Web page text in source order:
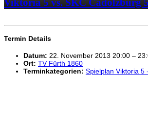
Viktoria 5 vs. SKC Cadolzburg 5
Termin Details
Datum: 22. November 2013 20:00 –
Ort: TV Fürth 1860
Terminkategorien: Spielplan Viktoria 5